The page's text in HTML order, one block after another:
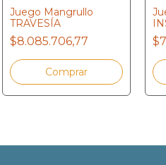
Juego Mangrullo
TRAVESÍA
$8.085.706,77